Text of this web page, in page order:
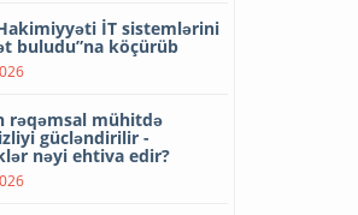
İT sistemlərini
buludu”na köçürüb
rəqəmsal mühitdə
gücləndirilir -
nəyi ehtiva edir?